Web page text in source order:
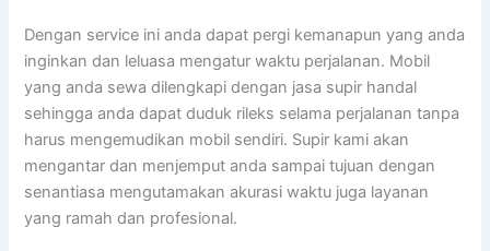
Dengan service ini anda dapat pergi kemanapun yang anda
inginkan dan leluasa mengatur waktu perjalanan. Mobil
yang anda sewa dilengkapi dengan jasa supir handal
sehingga anda dapat duduk rileks selama perjalanan tanpa
harus mengemudikan mobil sendiri. Supir kami akan
mengantar dan menjemput anda sampai tujuan dengan
senantiasa mengutamakan akurasi waktu juga layanan
yang ramah dan profesional.